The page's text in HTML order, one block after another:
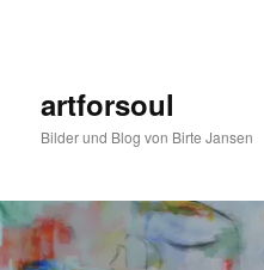
artforsoul
Bilder und Blog von Birte Jansen